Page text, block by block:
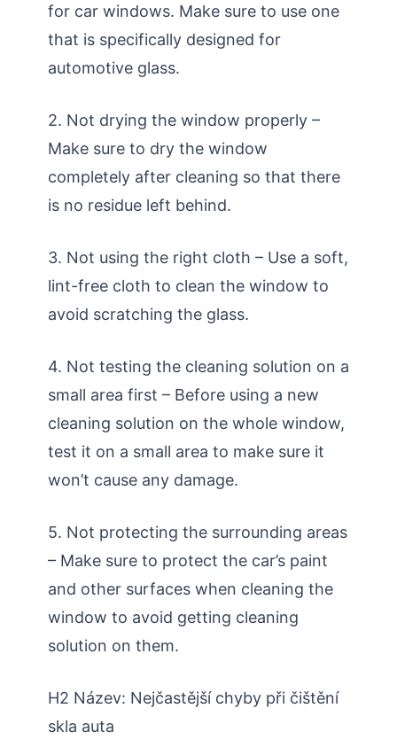
for car windows. Make sure to use one
that is specifically designed for
automotive glass.
2. Not drying the window properly –
Make sure to dry the window
completely after cleaning so that there
is no residue left behind.
3. Not using the right cloth – Use a soft,
lint-free cloth to clean the window to
avoid scratching the glass.
4. Not testing the cleaning solution on a
small area first – Before using a new
cleaning solution on the whole window,
test it on a small area to make sure it
won’t cause any damage.
5. Not protecting the surrounding areas
– Make sure to protect the car’s paint
and other surfaces when cleaning the
window to avoid getting cleaning
solution on them.
H2 Název: Nejčastější chyby při čištění
skla auta